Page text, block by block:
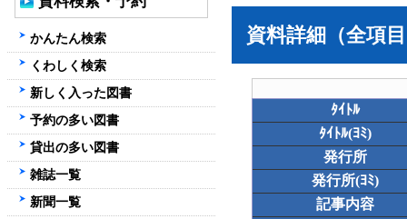
資料詳細（全項
ﾀｲﾄﾙ
ﾀｲﾄﾙ(ﾖﾐ)
発行所
発行所(ﾖﾐ)
記事内容
かんたん検索
くわしく検索
新しく入った図書
予約の多い図書
貸出の多い図書
雑誌一覧
新聞一覧